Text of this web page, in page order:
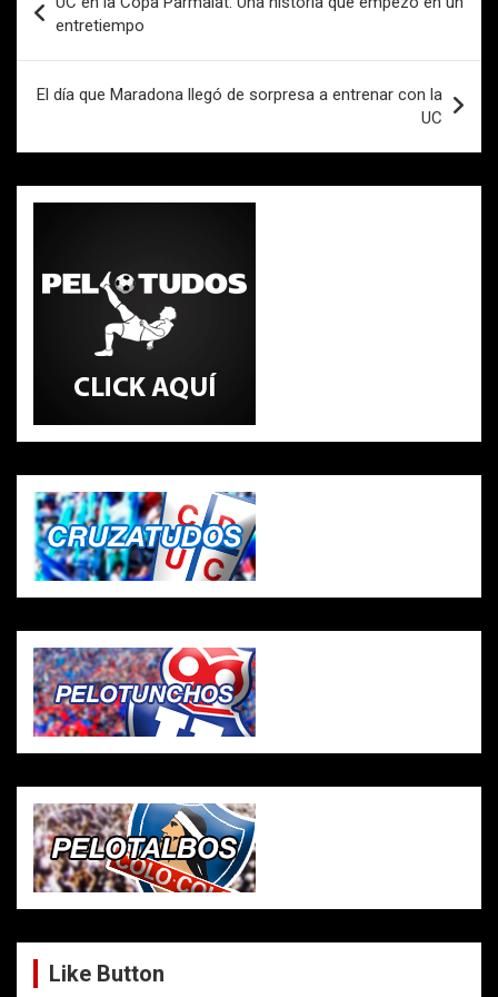
k
p
de
entradas
entretiempo
El día que Maradona llegó de sorpresa a entrenar con la
UC
Like Button